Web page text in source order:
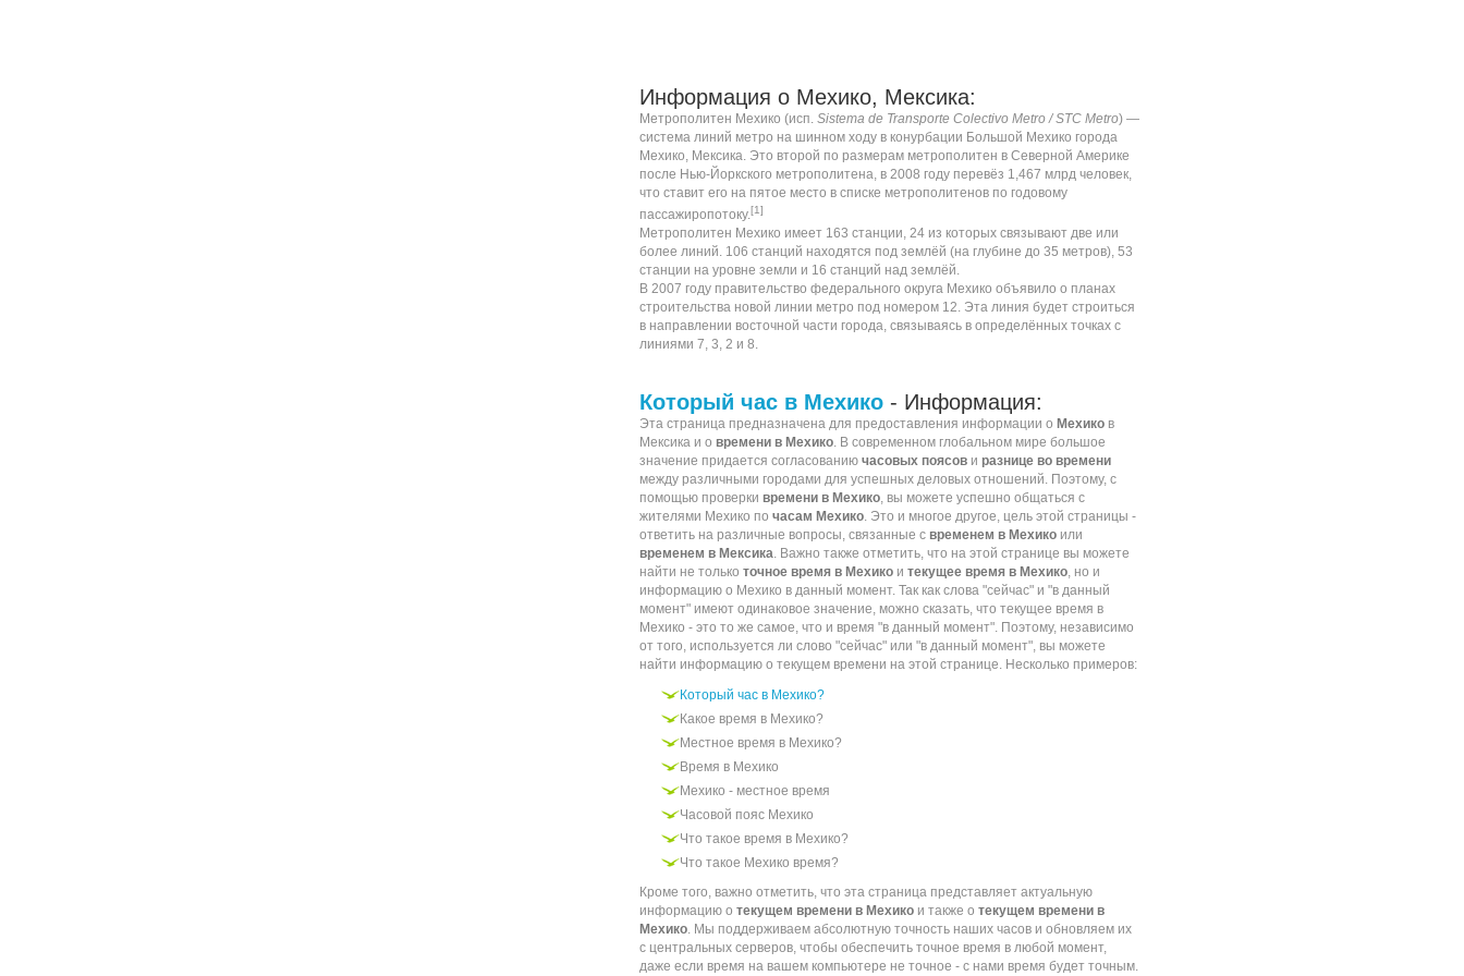
Информация о Мехико, Мексика:
Метрополитен Мехико (исп. Sistema de Transporte Colectivo Metro / STC Metro) —
система линий метро на шинном ходу в конурбации Большой Мехико города
Мехико, Мексика. Это второй по размерам метрополитен в Северной Америке
после Нью-Йоркского метрополитена, в 2008 году перевёз 1,467 млрд человек,
что ставит его на пятое место в списке метрополитенов по годовому
пассажиропотоку.[1]
Метрополитен Мехико имеет 163 станции, 24 из которых связывают две или
более линий. 106 станций находятся под землёй (на глубине до 35 метров), 53
станции на уровне земли и 16 станций над землёй.
В 2007 году правительство федерального округа Мехико объявило о планах
строительства новой линии метро под номером 12. Эта линия будет строиться
в направлении восточной части города, связываясь в определённых точках с
линиями 7, 3, 2 и 8.
Который час в Мехико - Информация:
Эта страница предназначена для предоставления информации о Мехико в
Мексика и о времени в Мехико. В современном глобальном мире большое
значение придается согласованию часовых поясов и разнице во времени
между различными городами для успешных деловых отношений. Поэтому, с
помощью проверки времени в Мехико, вы можете успешно общаться с
жителями Мехико по часам Мехико. Это и многое другое, цель этой страницы -
ответить на различные вопросы, связанные с временем в Мехико или
временем в Мексика. Важно также отметить, что на этой странице вы можете
найти не только точное время в Мехико и текущее время в Мехико, но и
информацию о Мехико в данный момент. Так как слова "сейчас" и "в данный
момент" имеют одинаковое значение, можно сказать, что текущее время в
Мехико - это то же самое, что и время "в данный момент". Поэтому, независимо
от того, используется ли слово "сейчас" или "в данный момент", вы можете
найти информацию о текущем времени на этой странице. Несколько примеров:
Который час в Мехико?
Какое время в Мехико?
Местное время в Мехико?
Время в Мехико
Мехико - местное время
Часовой пояс Мехико
Что такое время в Мехико?
Что такое Мехико время?
Кроме того, важно отметить, что эта страница представляет актуальную
информацию о текущем времени в Мехико и также о текущем времени в
Мехико. Мы поддерживаем абсолютную точность наших часов и обновляем их
с центральных серверов, чтобы обеспечить точное время в любой момент,
даже если время на вашем компьютере не точное - с нами время будет точным.